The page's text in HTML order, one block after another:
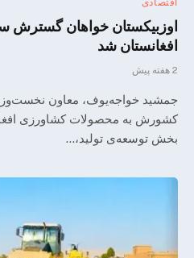
اوزبیکستان خواهان گسترش
افغانستان شد
2 هفته پیش
جمشید خواجه‌یوف، معاون
کشورش به محصولات کشاورزی
بخش توسعه‌ی تولید،…